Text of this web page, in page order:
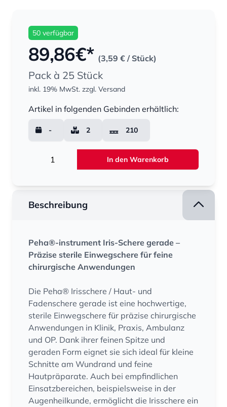
50 verfügbar
89,86€* (3,59 € / Stück)
Pack à 25 Stück
inkl. 19% MwSt. zzgl. Versand
Artikel in folgenden Gebinden erhältlich:
- 2 210
In den Warenkorb
Beschreibung
Peha®-instrument Iris-Schere gerade –
Präzise sterile Einwegschere für feine
chirurgische Anwendungen
Die Peha® Irisschere / Haut- und
Fadenschere gerade ist eine hochwertige,
sterile Einwegschere für präzise chirurgische
Anwendungen in Klinik, Praxis, Ambulanz
und OP. Dank ihrer feinen Spitze und
geraden Form eignet sie sich ideal für kleine
Schnitte am Wundrand und feine
Hautpräparate. Auch bei empfindlichen
Einsatzbereichen, beispielsweise in der
Augenheilkunde, ermöglicht die Irisschere ein